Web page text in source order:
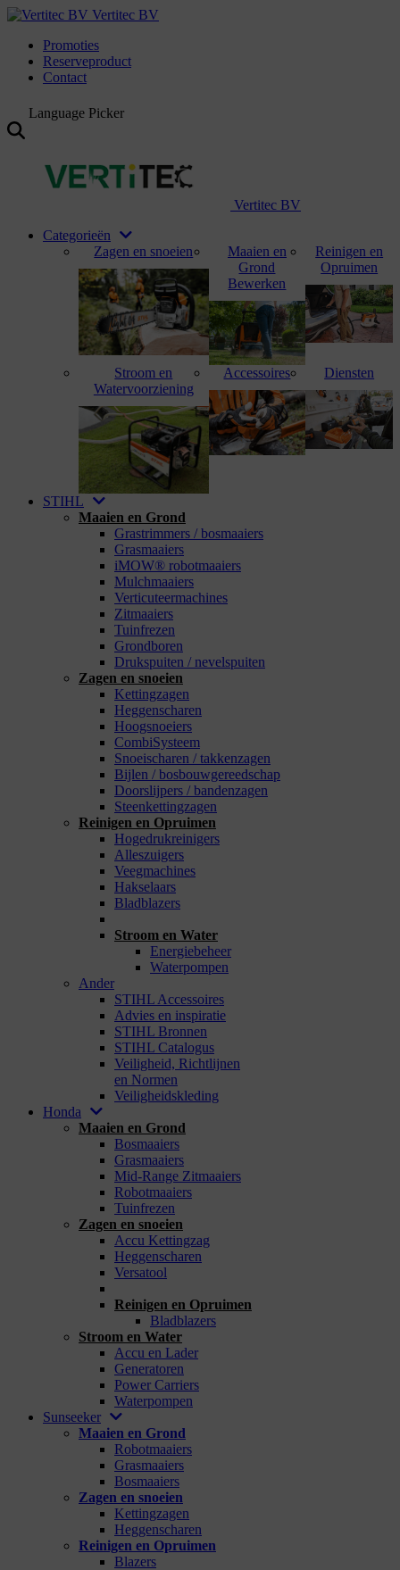
Vertitec BV
Promoties
Reserveproduct
Contact
Language Picker
Vertitec BV
Categorieën
Zagen en snoeien
Maaien en
Grond
Bewerken
Reinigen en
Opruimen
Stroom en
Watervoorziening
Accessoires Diensten
STIHL
Maaien en Grond
Grastrimmers / bosmaaiers
Grasmaaiers
iMOW® robotmaaiers
Mulchmaaiers
Verticuteermachines
Zitmaaiers
Tuinfrezen
Grondboren
Drukspuiten / nevelspuiten
Zagen en snoeien
Kettingzagen
Heggenscharen
Hoogsnoeiers
CombiSysteem
Snoeischaren / takkenzagen
Bijlen / bosbouwgereedschap
Doorslijpers / bandenzagen
Steenkettingzagen
Reinigen en Opruimen
Hogedrukreinigers
Alleszuigers
Veegmachines
Hakselaars
Bladblazers
Stroom en Water
Energiebeheer
Waterpompen
Ander
STIHL Accessoires
Advies en inspiratie
STIHL Bronnen
STIHL Catalogus
Veiligheid, Richtlijnen
en Normen
Veiligheidskleding
Honda
Maaien en Grond
Bosmaaiers
Grasmaaiers
Mid-Range Zitmaaiers
Robotmaaiers
Tuinfrezen
Zagen en snoeien
Accu Kettingzag
Heggenscharen
Versatool
Reinigen en Opruimen
Bladblazers
Stroom en Water
Accu en Lader
Generatoren
Power Carriers
Waterpompen
Sunseeker
Maaien en Grond
Robotmaaiers
Grasmaaiers
Bosmaaiers
Zagen en snoeien
Kettingzagen
Heggenscharen
Reinigen en Opruimen
Blazers